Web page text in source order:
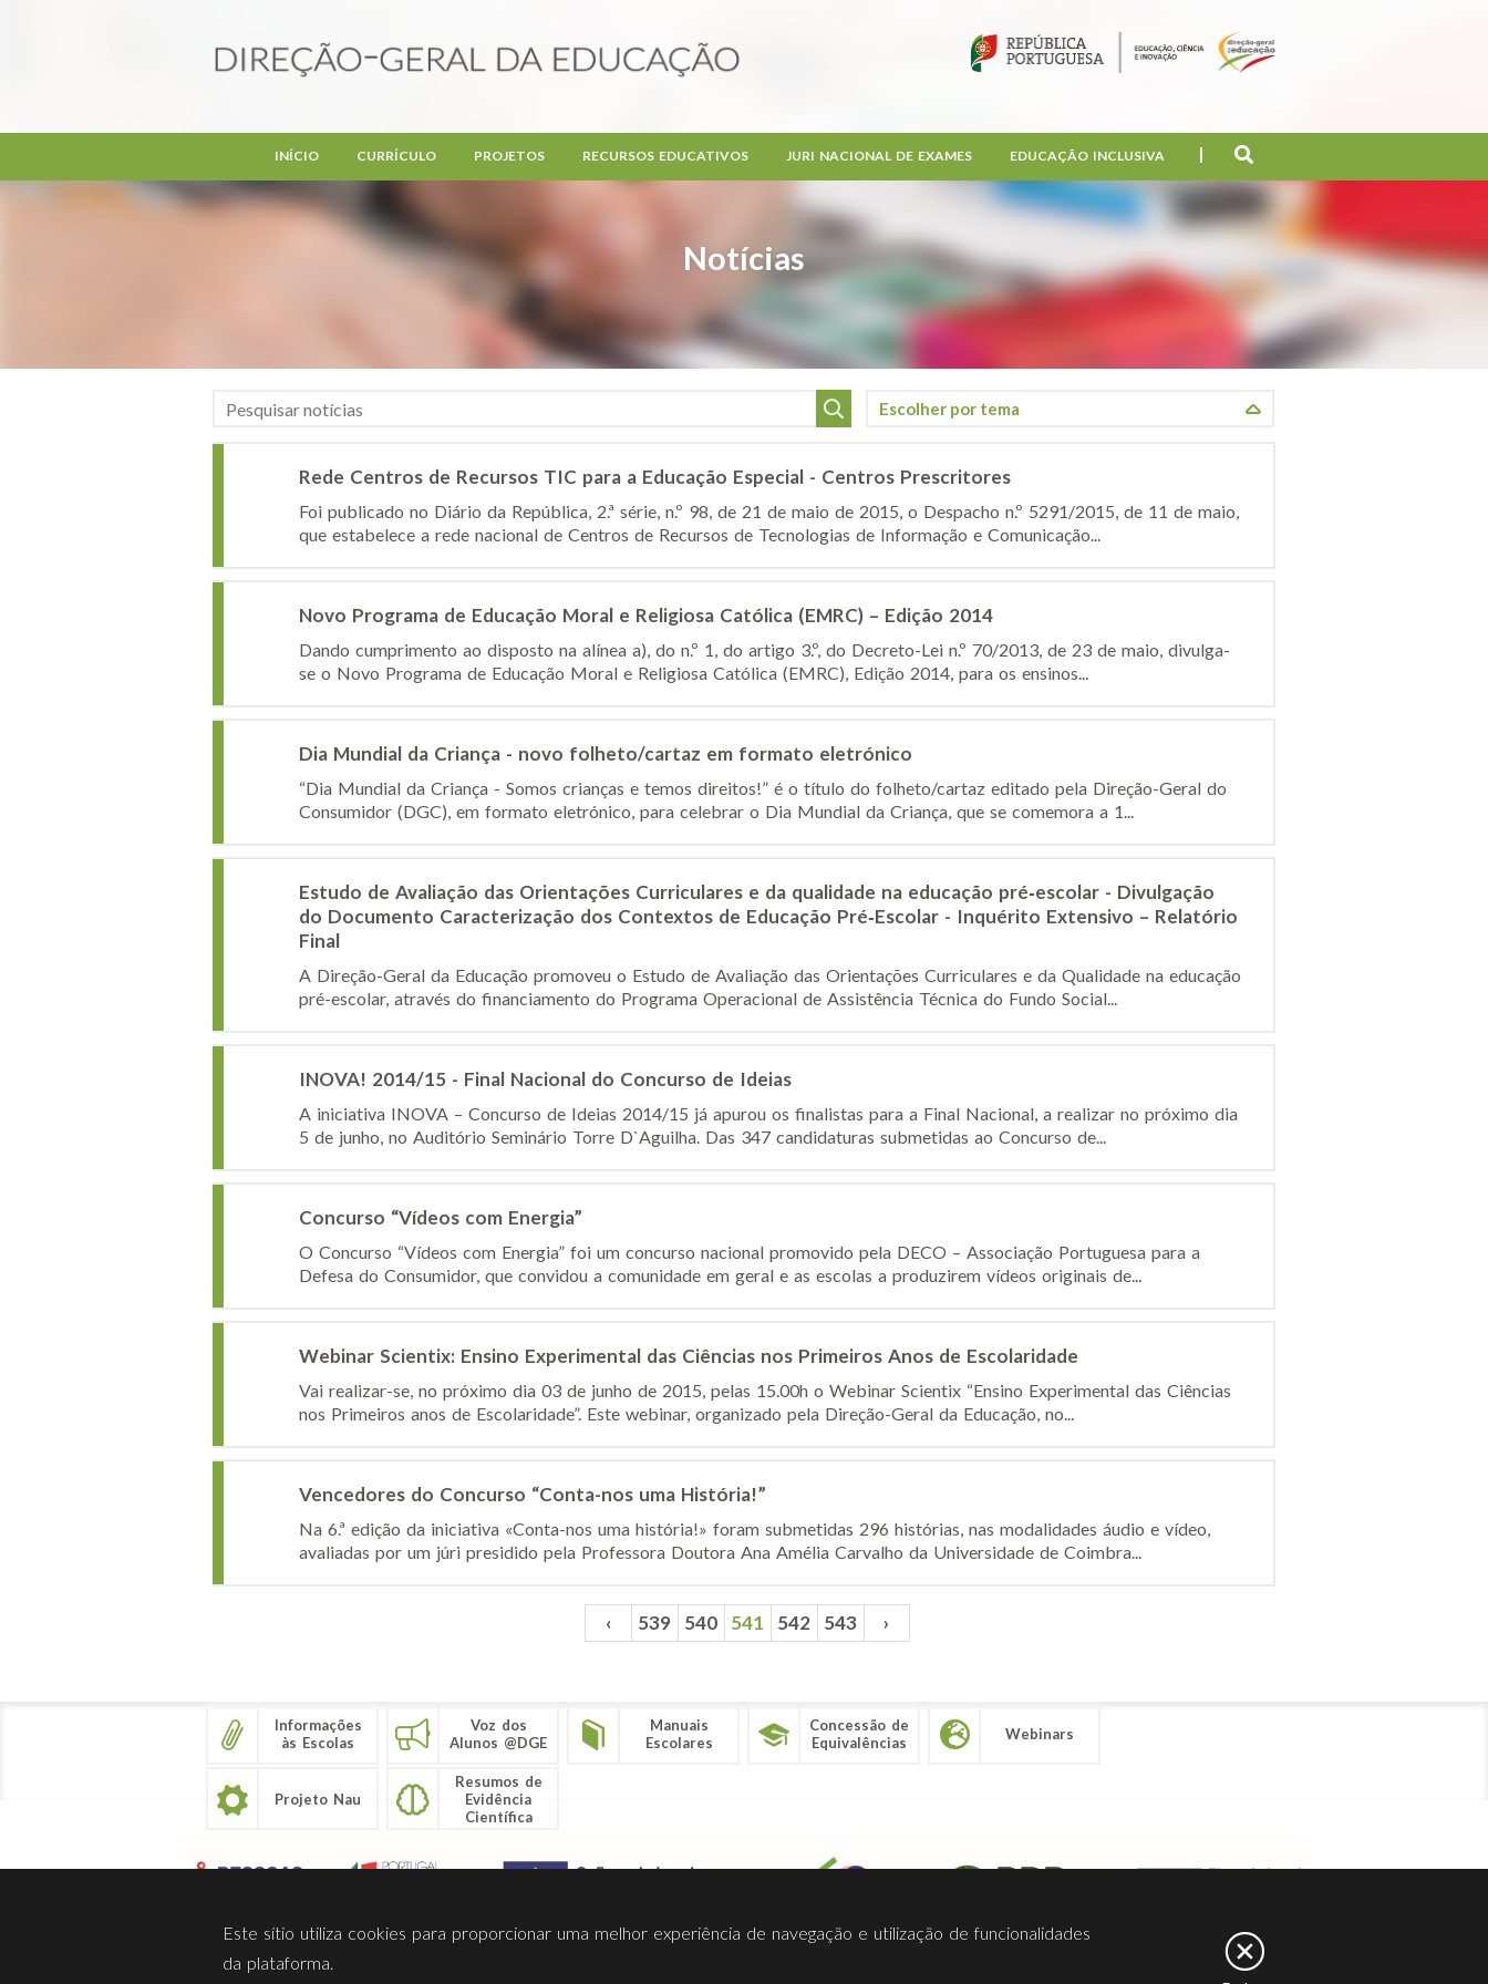
Notícias
INÍCIO CURRÍCULO PROJETOS RECURSOS EDUCATIVOS JURI NACIONAL DE EXAMES EDUCAÇÃO INCLUSIVA
Rede Centros de Recursos TIC para a Educação Especial - Centros Prescritores
Foi publicado no Diário da República, 2.ª série, n.º 98, de 21 de maio de 2015, o Despacho n.º 5291/2015, de 11 de maio,
que estabelece a rede nacional de Centros de Recursos de Tecnologias de Informação e Comunicação...
Novo Programa de Educação Moral e Religiosa Católica (EMRC) – Edição 2014
Dando cumprimento ao disposto na alínea a), do n.º 1, do artigo 3.º, do Decreto-Lei n.º 70/2013, de 23 de maio, divulga-
se o Novo Programa de Educação Moral e Religiosa Católica (EMRC), Edição 2014, para os ensinos...
Dia Mundial da Criança - novo folheto/cartaz em formato eletrónico
“Dia Mundial da Criança - Somos crianças e temos direitos!” é o título do folheto/cartaz editado pela Direção-Geral do
Consumidor (DGC), em formato eletrónico, para celebrar o Dia Mundial da Criança, que se comemora a 1...
Estudo de Avaliação das Orientações Curriculares e da qualidade na educação pré‐escolar - Divulgação
do Documento Caracterização dos Contextos de Educação Pré‐Escolar - Inquérito Extensivo – Relatório
Final
A Direção-Geral da Educação promoveu o Estudo de Avaliação das Orientações Curriculares e da Qualidade na educação
pré-escolar, através do financiamento do Programa Operacional de Assistência Técnica do Fundo Social...
INOVA! 2014/15 - Final Nacional do Concurso de Ideias
A iniciativa INOVA – Concurso de Ideias 2014/15 já apurou os finalistas para a Final Nacional, a realizar no próximo dia
5 de junho, no Auditório Seminário Torre D`Aguilha. Das 347 candidaturas submetidas ao Concurso de...
Concurso “Vídeos com Energia”
O Concurso “Vídeos com Energia” foi um concurso nacional promovido pela DECO – Associação Portuguesa para a
Defesa do Consumidor, que convidou a comunidade em geral e as escolas a produzirem vídeos originais de...
Webinar Scientix: Ensino Experimental das Ciências nos Primeiros Anos de Escolaridade
Vai realizar-se, no próximo dia 03 de junho de 2015, pelas 15.00h o Webinar Scientix “Ensino Experimental das Ciências
nos Primeiros anos de Escolaridade”. Este webinar, organizado pela Direção-Geral da Educação, no...
Vencedores do Concurso “Conta-nos uma História!”
Na 6.ª edição da iniciativa «Conta-nos uma história!» foram submetidas 296 histórias, nas modalidades áudio e vídeo,
avaliadas por um júri presidido pela Professora Doutora Ana Amélia Carvalho da Universidade de Coimbra...
‹ 539 540 541 542 543 ›
Informações
às Escolas
Voz dos
Alunos @DGE
Manuais
Escolares
Concessão de
Equivalências
Webinars
Projeto Nau
Resumos de
Evidência
Científica
Este sítio utiliza cookies para proporcionar uma melhor experiência de navegação e utilização de funcionalidades
da plataforma.